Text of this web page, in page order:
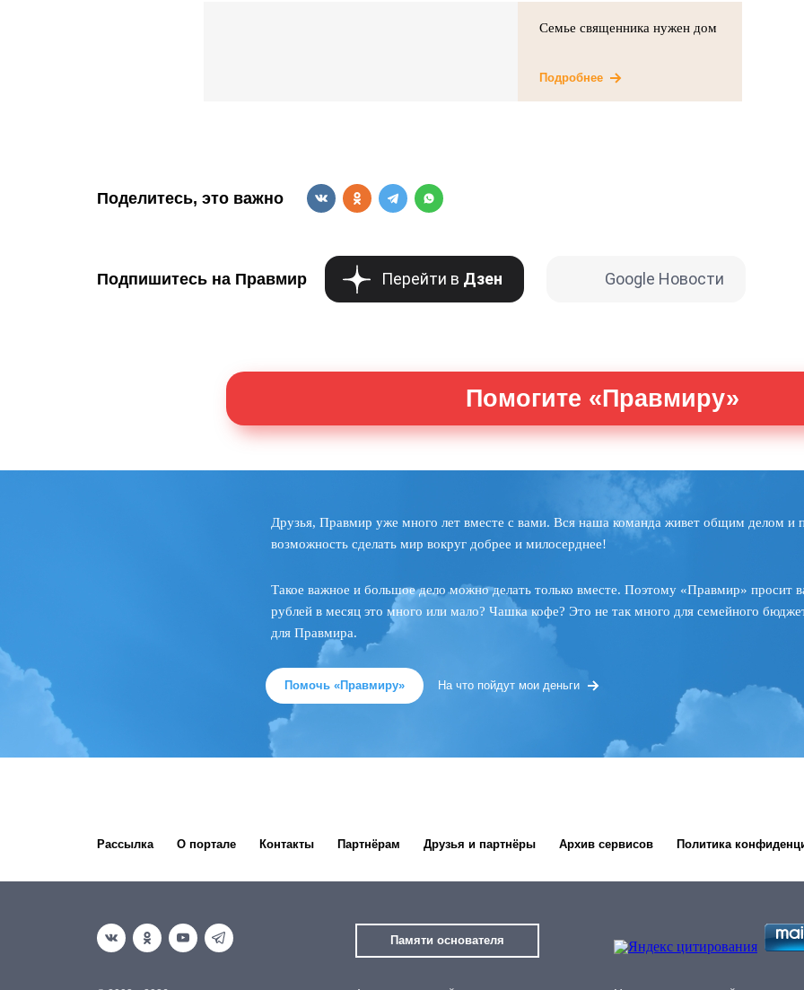
Семье священника нужен дом
Подробнее
Поделитесь, это важно
Подпишитесь на Правмир Перейти в Дзен Google Новости
Помогите «Правмиру»
Друзья, Правмир уже много лет вместе с вами. Вся наша команда живет общим делом и
возможность сделать мир вокруг добрее и милосерднее!
Такое важное и большое дело можно делать только вместе. Поэтому «Правмир» просит
рублей в месяц это много или мало? Чашка кофе? Это не так много для семейного
для Правмира.
Помочь «Правмиру» На что пойдут мои деньги
Рассылка О портале Контакты Партнёрам Друзья и партнёры Архив сервисов Политика
Памяти основателя